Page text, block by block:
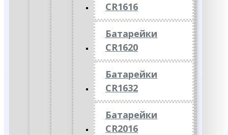
CR1616
Батарейки
CR1620
Батарейки
CR1632
Батарейки
CR2016